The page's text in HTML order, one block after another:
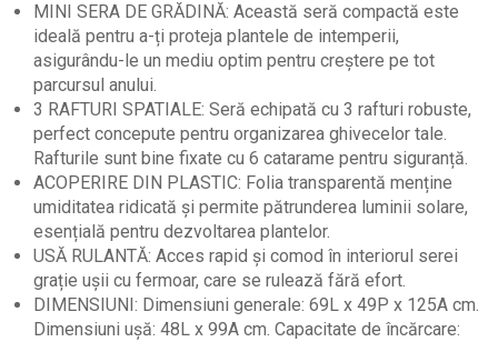
MINI SERA DE GRĂDINĂ: Această seră compactă este
ideală pentru a-ți proteja plantele de intemperii,
asigurându-le un mediu optim pentru creștere pe tot
parcursul anului.
3 RAFTURI SPATIALE: Seră echipată cu 3 rafturi robuste,
perfect concepute pentru organizarea ghivecelor tale.
Rafturile sunt bine fixate cu 6 catarame pentru siguranță.
ACOPERIRE DIN PLASTIC: Folia transparentă menține
umiditatea ridicată și permite pătrunderea luminii solare,
esențială pentru dezvoltarea plantelor.
USĂ RULANTĂ: Acces rapid și comod în interiorul serei
grație ușii cu fermoar, care se rulează fără efort.
DIMENSIUNI: Dimensiuni generale: 69L x 49P x 125A cm.
Dimensiuni ușă: 48L x 99A cm. Capacitate de încărcare: